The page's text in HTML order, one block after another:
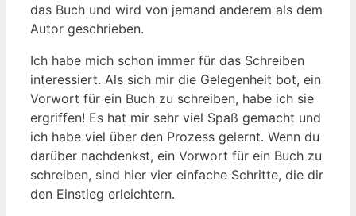
das Buch und wird von jemand anderem als dem
Autor geschrieben.
Ich habe mich schon immer für das Schreiben
interessiert. Als sich mir die Gelegenheit bot, ein
Vorwort für ein Buch zu schreiben, habe ich sie
ergriffen! Es hat mir sehr viel Spaß gemacht und
ich habe viel über den Prozess gelernt. Wenn du
darüber nachdenkst, ein Vorwort für ein Buch zu
schreiben, sind hier vier einfache Schritte, die dir
den Einstieg erleichtern.